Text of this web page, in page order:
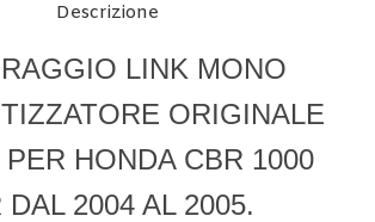
Descrizione
LINK MONO
ORIGINALE
PER HONDA CBR 1000
DAL 2004 AL 2005.